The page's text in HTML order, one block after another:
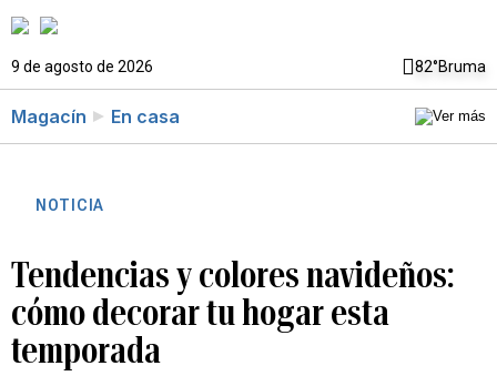
9 de agosto de 2026 82°Bruma
Magacín En casa
NOTICIA
Tendencias y colores navideños:
cómo decorar tu hogar esta
temporada